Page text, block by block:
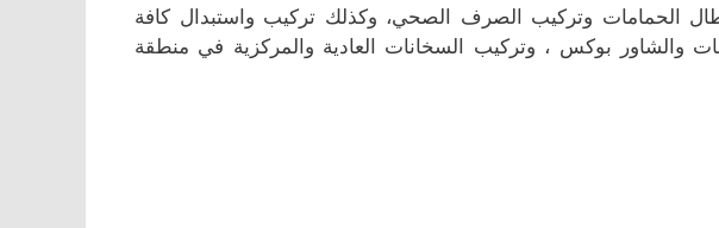
الحمامات وتركيب الصرف الصحي، وكذلك تركيب واستبدال كافة
والشاور بوكس ، وتركيب السخانات العادية والمركزية في منطقة